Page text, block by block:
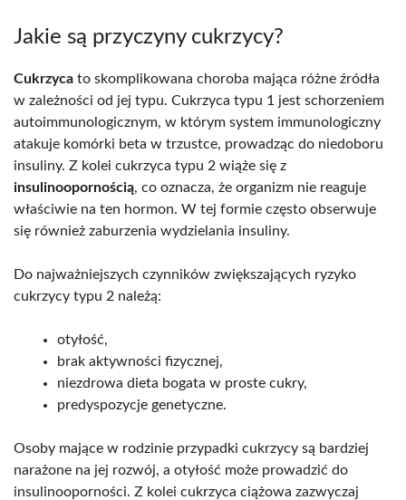
Jakie są przyczyny cukrzycy?
Cukrzyca to skomplikowana choroba mająca różne źródła
w zależności od jej typu. Cukrzyca typu 1 jest schorzeniem
autoimmunologicznym, w którym system immunologiczny
atakuje komórki beta w trzustce, prowadząc do niedoboru
insuliny. Z kolei cukrzyca typu 2 wiąże się z
insulinoopornością, co oznacza, że organizm nie reaguje
właściwie na ten hormon. W tej formie często obserwuje
się również zaburzenia wydzielania insuliny.
Do najważniejszych czynników zwiększających ryzyko
cukrzycy typu 2 należą:
otyłość,
brak aktywności fizycznej,
niezdrowa dieta bogata w proste cukry,
predyspozycje genetyczne.
Osoby mające w rodzinie przypadki cukrzycy są bardziej
narażone na jej rozwój, a otyłość może prowadzić do
insulinooporności. Z kolei cukrzyca ciążowa zazwyczaj